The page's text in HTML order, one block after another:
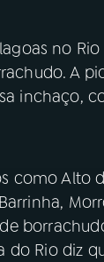
no
A
inchaço,
como Alto
do Rio diz